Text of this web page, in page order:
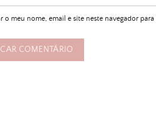
o meu nome, email e site neste navegador